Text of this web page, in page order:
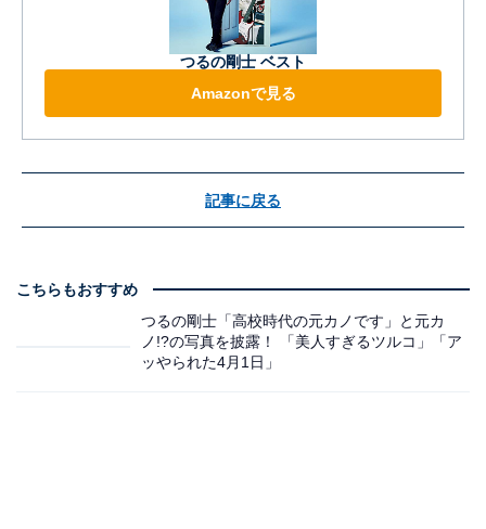
つるの剛士 ベスト
Amazonで見る
記事に戻る
こちらもおすすめ
つるの剛士「高校時代の元カノです」と元カ
ノ!?の写真を披露！ 「美人すぎるツルコ」「ア
ッやられた4月1日」